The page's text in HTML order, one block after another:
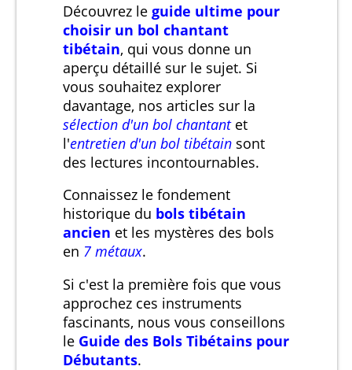
Découvrez le guide ultime pour
choisir un bol chantant
tibétain, qui vous donne un
aperçu détaillé sur le sujet. Si
vous souhaitez explorer
davantage, nos articles sur la
sélection d'un bol chantantet
l'entretien d'un bol tibétain sont
des lectures incontournables.
Connaissez le fondement
historique du bols tibétain
ancien et les mystères des bols
en 7 métaux.
Si c'est la première fois que vous
approchez ces instruments
fascinants, nous vous conseillons
le Guide des Bols Tibétains pour
Débutants.